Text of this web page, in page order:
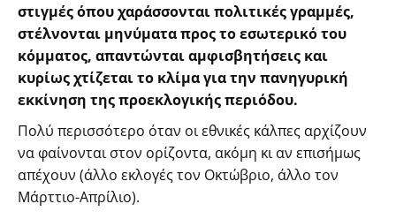
στιγμές όπου χαράσσονται πολιτικές γραμμές,
στέλνονται μηνύματα προς το εσωτερικό του
κόμματος, απαντώνται αμφισβητήσεις και
κυρίως χτίζεται το κλίμα για την πανηγυρική
εκκίνηση της προεκλογικής περιόδου.
Πολύ περισσότερο όταν οι εθνικές κάλπες αρχίζουν
να φαίνονται στον ορίζοντα, ακόμη κι αν επισήμως
απέχουν (άλλο εκλογές τον Οκτώβριο, άλλο τον
Μάρττιο-Απρίλιο).